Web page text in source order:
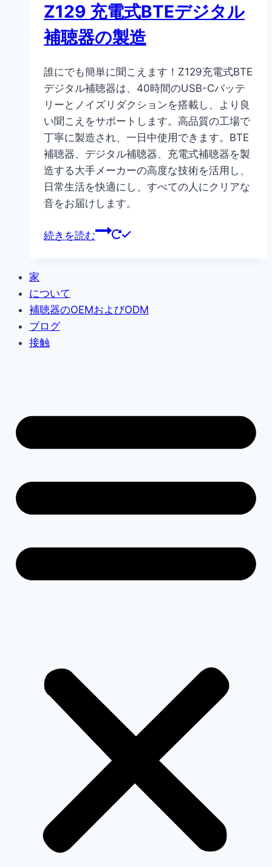
Z129 充電式BTEデジタル
補聴器の製造
誰にでも簡単に聞こえます！Z129充電式BTE
デジタル補聴器は、40時間のUSB-Cバッテ
リーとノイズリダクションを搭載し、より良
い聞こえをサポートします。高品質の工場で
丁寧に製造され、一日中使用できます。BTE
補聴器、デジタル補聴器、充電式補聴器を製
造する大手メーカーの高度な技術を活用し、
日常生活を快適にし、すべての人にクリアな
音をお届けします。
続きを読む
家
について
補聴器のOEMおよびODM
ブログ
接触